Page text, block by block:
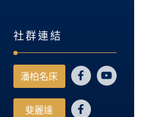
社群連結
潘柏名床
斐麗達